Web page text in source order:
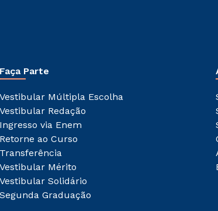
Faça Parte
Vestibular Múltipla Escolha
Vestibular Redação
Ingresso via Enem
Retorne ao Curso
Transferência
Vestibular Mérito
Vestibular Solidário
Segunda Graduação